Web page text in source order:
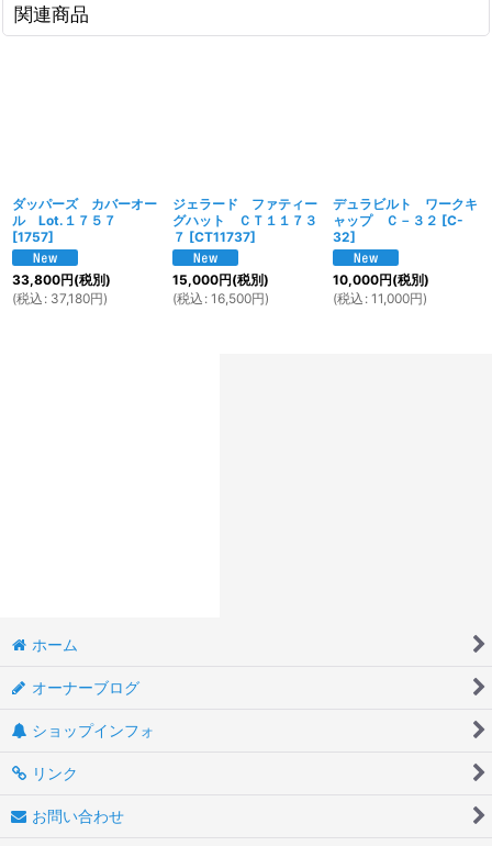
関連商品
ダッパーズ カバーオー
ル Lot.１７５７
[1757]
33,800円(税別)
(税込 : 37,180円)
ジェラード ファティー
グハット ＣＴ１１７３
７ [CT11737]
15,000円(税別)
(税込 : 16,500円)
デュラビルト ワークキ
ャップ Ｃ－３２ [C-
32]
10,000円(税別)
(税込 : 11,000円)
ホーム
オーナーブログ
ショップインフォ
リンク
お問い合わせ